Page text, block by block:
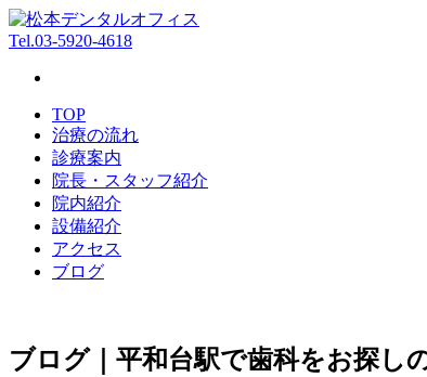
Tel.03-5920-4618
TOP
治療の流れ
診療案内
院長・スタッフ紹介
院内紹介
設備紹介
アクセス
ブログ
ブログ｜平和台駅で歯科をお探し